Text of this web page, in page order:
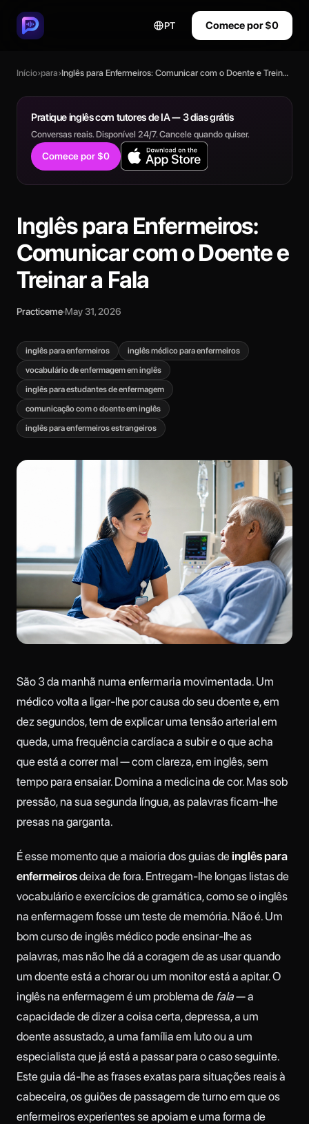
PT Comece por $0
Início›para› Inglês para Enfermeiros: Comunicar com o Doente e Treinar a Fala
Pratique inglês com tutores de IA — 3 dias grátis
Conversas reais. Disponível 24/7. Cancele quando quiser.
Comece por $0
Inglês para Enfermeiros:
Comunicar com o Doente e
Treinar a Fala
Practiceme·May 31, 2026
inglês para enfermeiros
inglês médico para enfermeiros
vocabulário de enfermagem em inglês
inglês para estudantes de enfermagem
comunicação com o doente em inglês
inglês para enfermeiros estrangeiros
São 3 da manhã numa enfermaria movimentada. Um
médico volta a ligar-lhe por causa do seu doente e, em
dez segundos, tem de explicar uma tensão arterial em
queda, uma frequência cardíaca a subir e o que acha
que está a correr mal — com clareza, em inglês, sem
tempo para ensaiar. Domina a medicina de cor. Mas sob
pressão, na sua segunda língua, as palavras ficam-lhe
presas na garganta.
É esse momento que a maioria dos guias deinglês para
enfermeirosdeixa de fora. Entregam-lhe longas listas de
vocabulário e exercícios de gramática, como se o inglês
na enfermagem fosse um teste de memória. Não é. Um
bom curso de inglês médico pode ensinar-lhe as
palavras, mas não lhe dá a coragem de as usar quando
um doente está a chorar ou um monitor está a apitar. O
inglês na enfermagem é um problema de fala— a
capacidade de dizer a coisa certa, depressa, a um
doente assustado, a uma família em luto ou a um
especialista que já está a passar para o caso seguinte.
Este guia dá-lhe as frases exatas para situações reais à
cabeceira, os guiões de passagem de turno em que os
enfermeiros experientes se apoiam e uma forma de